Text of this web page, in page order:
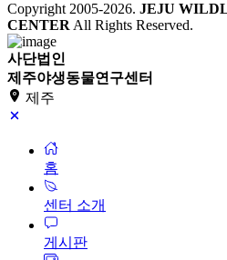
Copyright 2005-2026. JEJU
CENTER All Rights Reserved.
사단법인
제주야생동물연구센터
제주
홈
센터 소개
게시판